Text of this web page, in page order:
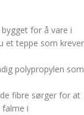
for å vare i
et teppe som krever
polypropylen som
fibre sørger for at
falme i